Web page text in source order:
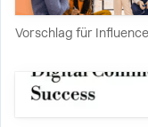
Vorschlag für